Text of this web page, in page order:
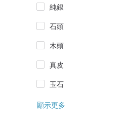
純銀
石頭
木頭
真皮
玉石
顯示更多